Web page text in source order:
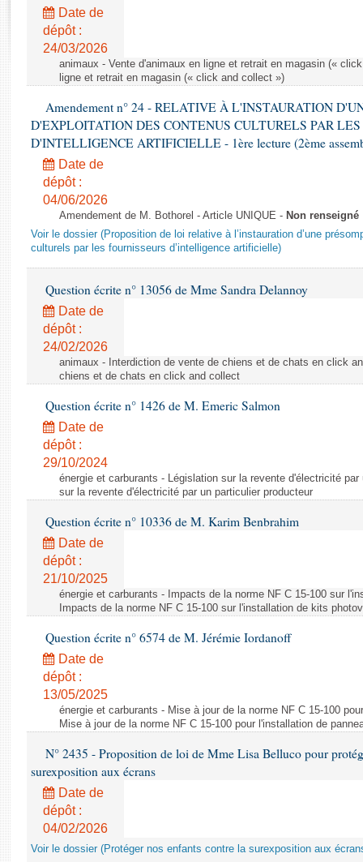
Rapports législatifs
Rapports sur l'application des lois
Baromètre de l’application des lois
Dossiers législatifs
Budget et sécurité sociale
Questions écrites et orales
Comptes rendus des débats
Date de
dépôt :
24/03/2026
animaux - Vente d'animaux en ligne et retrait en magasin («
ligne et retrait en magasin (« click and collect »)
Amendement n° 24 - RELATIVE À L'INSTAURATION
D'EXPLOITATION DES CONTENUS CULTURELS PAR LES
D'INTELLIGENCE ARTIFICIELLE - 1ère lecture (2ème
Date de
dépôt :
04/06/2026
Amendement de M. Bothorel - Article UNIQUE - Non renseigné
Voir le dossier (Proposition de loi relative à l’instauration d’une
culturels par les fournisseurs d’intelligence artificielle)
Question écrite n° 13056 de Mme Sandra Delannoy
Date de
dépôt :
24/02/2026
animaux - Interdiction de vente de chiens et de chats en click
chiens et de chats en click and collect
Question écrite n° 1426 de M. Emeric Salmon
Date de
dépôt :
29/10/2024
énergie et carburants - Législation sur la revente d'électricité
sur la revente d'électricité par un particulier producteur
Question écrite n° 10336 de M. Karim Benbrahim
Date de
dépôt :
21/10/2025
énergie et carburants - Impacts de la norme NF C 15-100 sur
Impacts de la norme NF C 15-100 sur l'installation de kits
Question écrite n° 6574 de M. Jérémie Iordanoff
Date de
dépôt :
13/05/2025
énergie et carburants - Mise à jour de la norme NF C 15-100
Mise à jour de la norme NF C 15-100 pour l'installation de
N° 2435 - Proposition de loi de Mme Lisa Belluco pour
surexposition aux écrans
Date de
dépôt :
04/02/2026
Voir le dossier (Protéger nos enfants contre la surexposition aux